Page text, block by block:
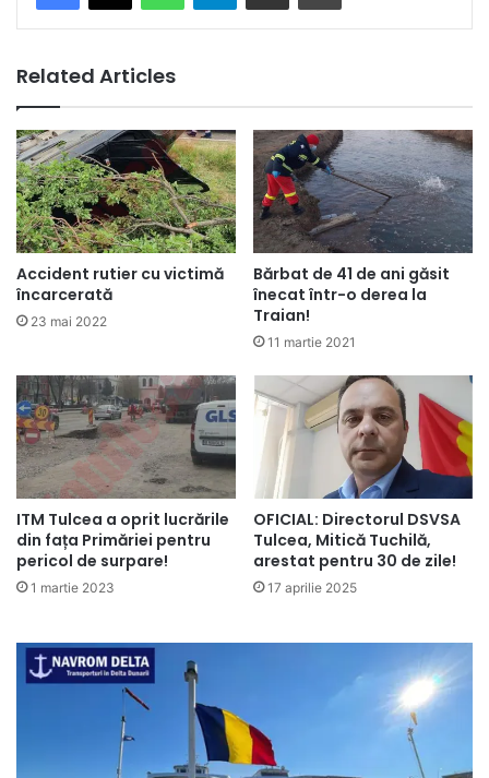
Related Articles
Accident rutier cu victimă
încarcerată
23 mai 2022
Bărbat de 41 de ani găsit
înecat într-o derea la
Traian!
11 martie 2021
ITM Tulcea a oprit lucrările
din fața Primăriei pentru
pericol de surpare!
1 martie 2023
OFICIAL: Directorul DSVSA
Tulcea, Mitică Tuchilă,
arestat pentru 30 de zile!
17 aprilie 2025